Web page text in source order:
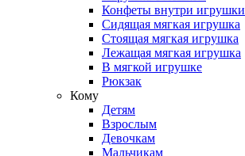
Конфеты внутри игрушки
Сидящая мягкая игрушка
Стоящая мягкая игрушка
Лежащая мягкая игрушка
В мягкой игрушке
Рюкзак
Кому
Детям
Взрослым
Девочкам
Мальчикам